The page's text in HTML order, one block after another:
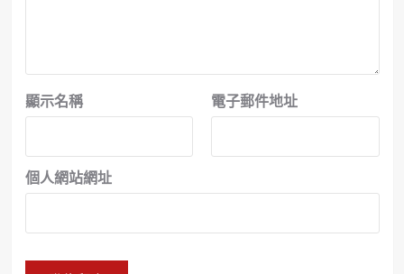
顯示名稱 電子郵件地址
個人網站網址